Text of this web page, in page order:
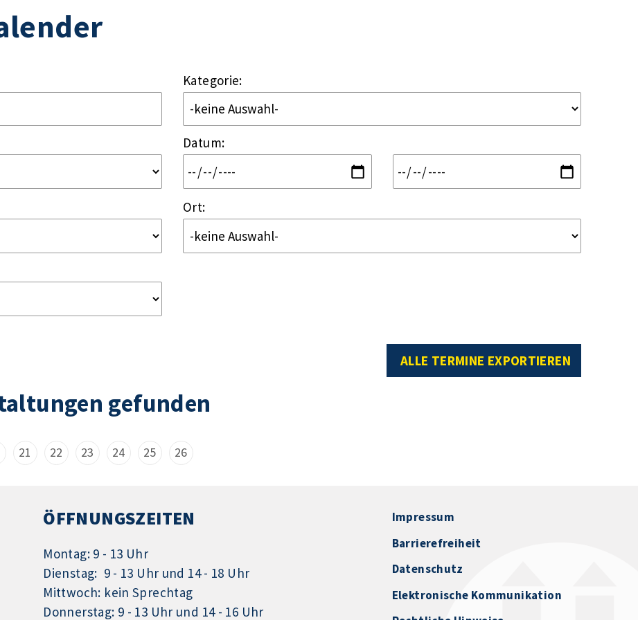
Kategorie:
Datum:
Ort:
ALLE TERMINE EXPORTIEREN
gefunden
21 22 23 24 25 26
ÖFFNUNGSZEITEN
Montag: 9 - 13 Uhr
Dienstag: 9 - 13 Uhr und 14 - 18 Uhr
Mittwoch: kein Sprechtag
Donnerstag: 9 - 13 Uhr und 14 - 16 Uhr
Impressum
Barrierefreiheit
Datenschutz
Elektronische Kommunikation